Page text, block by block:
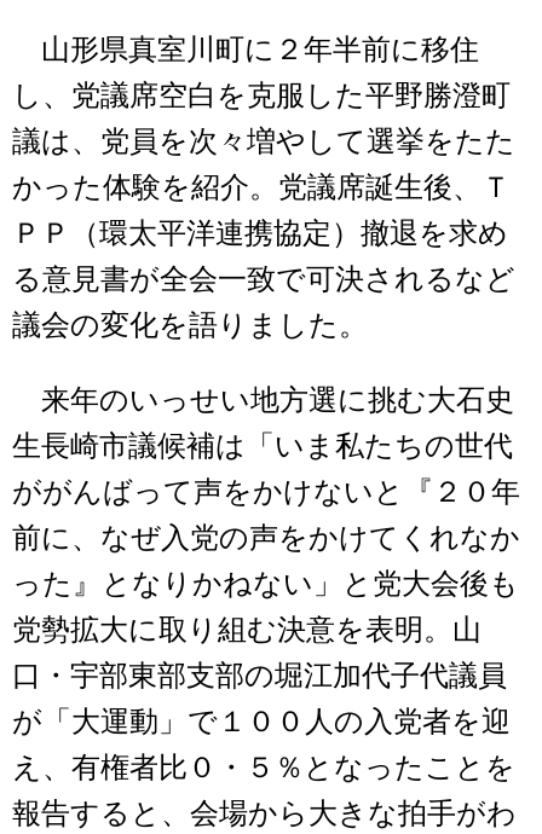
山形県真室川町に２年半前に移住
し、党議席空白を克服した平野勝澄町
議は、党員を次々増やして選挙をたた
かった体験を紹介。党議席誕生後、Ｔ
ＰＰ（環太平洋連携協定）撤退を求め
る意見書が全会一致で可決されるなど
議会の変化を語りました。
来年のいっせい地方選に挑む大石史
生長崎市議候補は「いま私たちの世代
ががんばって声をかけないと『２０年
前に、なぜ入党の声をかけてくれなか
った』となりかねない」と党大会後も
党勢拡大に取り組む決意を表明。山
口・宇部東部支部の堀江加代子代議員
が「大運動」で１００人の入党者を迎
え、有権者比０・５％となったことを
報告すると、会場から大きな拍手がわ